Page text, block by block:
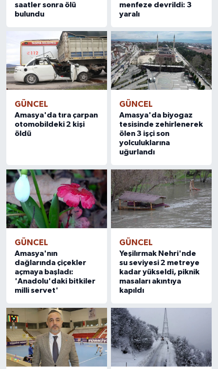
saatler sonra ölü
bulundu
menfeze devrildi: 3
yaralı
GÜNCEL
Amasya'da tıra çarpan
otomobildeki 2 kişi
öldü
GÜNCEL
Amasya'da biyogaz
tesisinde zehirlenerek
ölen 3 işçi son
yolculuklarına
uğurlandı
GÜNCEL
Amasya'nın
dağlarında çiçekler
açmaya başladı:
'Anadolu'daki bitkiler
milli servet'
GÜNCEL
Yeşilırmak Nehri'nde
su seviyesi 2 metreye
kadar yükseldi, piknik
masaları akıntıya
kapıldı